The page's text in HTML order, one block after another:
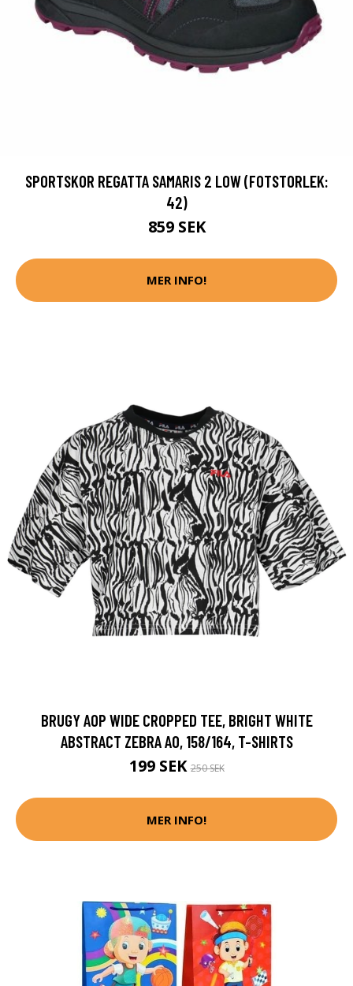
SPORTSKOR REGATTA SAMARIS 2 LOW (FOTSTORLEK:
42)
859 SEK
MER INFO!
BRUGY AOP WIDE CROPPED TEE, BRIGHT WHITE
ABSTRACT ZEBRA AO, 158/164, T-SHIRTS
199 SEK250 SEK
MER INFO!